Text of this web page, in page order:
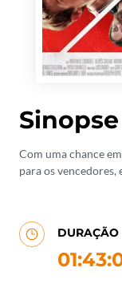
Sinopse
Com uma chance
para os vencedores,
DURAÇÃO